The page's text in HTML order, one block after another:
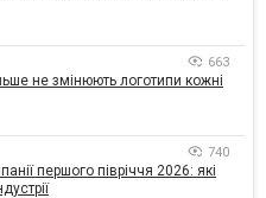
663
не змінюють логотипи кожні
740
першого півріччя 2026: які